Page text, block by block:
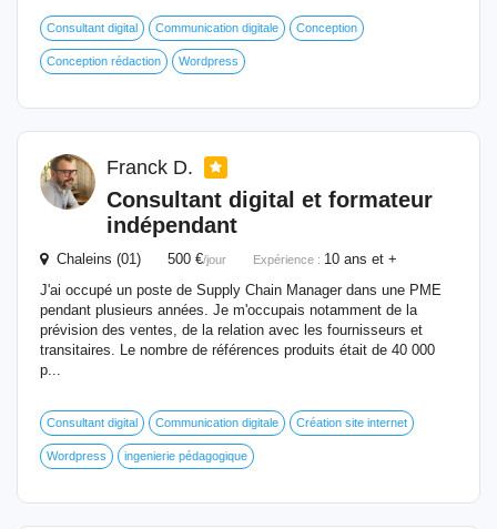
Consultant digital Communication digitale Conception
Conception rédaction Wordpress
Franck D.
Consultant digital et formateur
indépendant
Chaleins (01) 500 €/jour Expérience : 10 ans et +
J'ai occupé un poste de Supply Chain Manager dans une PME
pendant plusieurs années. Je m'occupais notamment de la
prévision des ventes, de la relation avec les fournisseurs et
transitaires. Le nombre de références produits était de 40 000
p...
Consultant digital Communication digitale Création site internet
Wordpress ingenierie pédagogique